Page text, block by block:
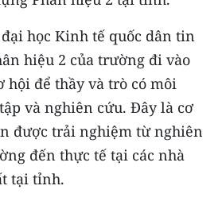
học Kinh tế quốc dân tin
hiệu 2 của trường đi vào
hội để thầy và trò có môi
và nghiên cứu. Đây là cơ
được trải nghiệm từ nghiên
đến thực tế tại các nhà
tại tỉnh.